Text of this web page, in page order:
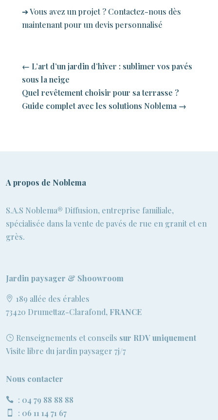
➔ Vous avez un projet ? Contactez-nous dès
maintenant pour un devis personnalisé
← L’art d’un jardin d’hiver : sublimer vos pavés
sous la neige
Quel revêtement choisir pour sa terrasse ?
Guide complet avec les solutions Noblema→
A propos de Noblema
S.A.S Noblema® Diffusion, entreprise familiale,
spécialisée dans la vente de pavés de rue en granit et en
grès.
Jardin paysager & Shoowroom
189 allée des érables
73420 Drumettaz-Clarafond, FRANCE
Renseignements et conseils sur RDV uniquement
Visite libre du jardin paysager 7j/7
Nous contacter
: 04 79 88 88 88
: 06 11 14 71 67